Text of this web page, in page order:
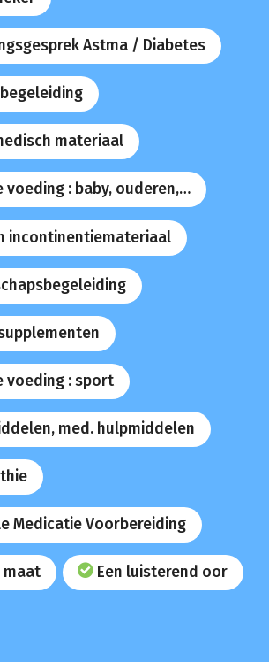
Astma / Diabetes
materiaal
voeding : baby, ouderen,…
incontinentiemateriaal
voeding : sport
med. hulpmiddelen
Medicatie Voorbereiding
maat Een luisterend oor